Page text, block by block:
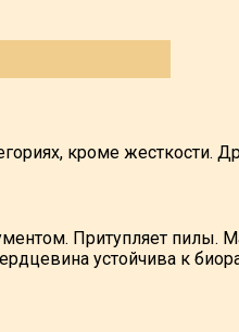
кроме жесткости.
Притупляет пилы.
устойчива к